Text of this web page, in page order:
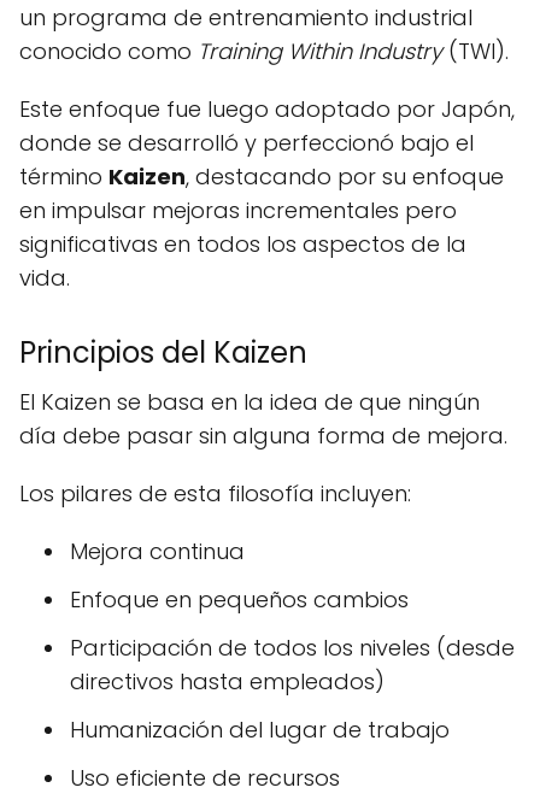
un programa de entrenamiento industrial
conocido como Training Within Industry(TWI).
Este enfoque fue luego adoptado por Japón,
donde se desarrolló y perfeccionó bajo el
término Kaizen, destacando por su enfoque
en impulsar mejoras incrementales pero
significativas en todos los aspectos de la
vida.
Principios del Kaizen
El Kaizen se basa en la idea de que ningún
día debe pasar sin alguna forma de mejora.
Los pilares de esta filosofía incluyen:
Mejora continua
Enfoque en pequeños cambios
Participación de todos los niveles (desde
directivos hasta empleados)
Humanización del lugar de trabajo
Uso eficiente de recursos